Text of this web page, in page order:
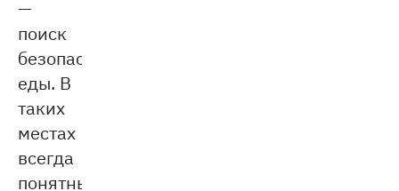
—
поиск
безопасной
еды. В
таких
местах
всегда
понятный